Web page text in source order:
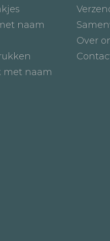
naam
met naam
Over